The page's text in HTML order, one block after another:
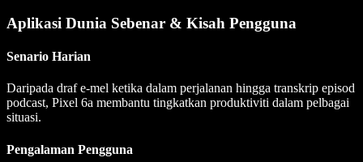
Aplikasi Dunia Sebenar & Kisah Pengguna
Senario Harian
Daripada draf e-mel ketika dalam perjalanan hingga transkrip episod
podcast, Pixel 6a membantu tingkatkan produktiviti dalam pelbagai
situasi.
Pengalaman Pengguna